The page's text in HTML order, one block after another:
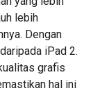
lebih
Dengan
daripada iPad 2.
grafis
hal ini